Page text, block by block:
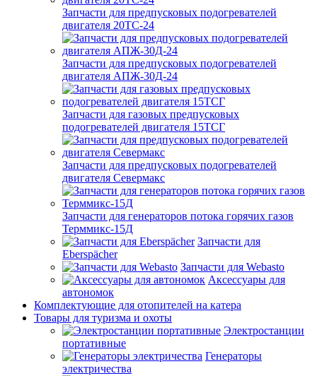
Запчасти для предпусковых подогревателей
двигателя 20ТС-24
Запчасти для предпусковых подогревателей
двигателя АПЖ-30Д-24
Запчасти для газовых предпусковых
подогревателей двигателя 15ТСГ
Запчасти для предпусковых подогревателей
двигателя Севермакс
Запчасти для генераторов потока горячих газов
Терммикс-15Д
Запчасти для
Eberspächer
Запчасти для Webasto
Аксессуары для
автономок
Комплектующие для отопителей на катера
Товары для туризма и охоты
Электростанции
портативные
Генераторы
электричества